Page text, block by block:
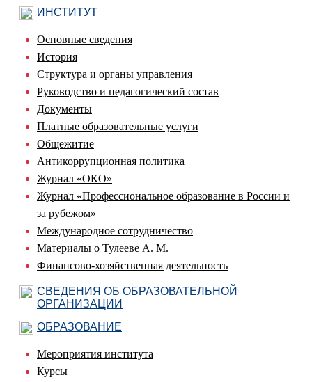
ИНСТИТУТ
Основные сведения
История
Структура и органы управления
Руководство и педагогический состав
Документы
Платные образовательные услуги
Общежитие
Антикоррупционная политика
Журнал «ОКО»
Журнал «Профессиональное образование в России и
за рубежом»
Международное сотрудничество
Материалы о Тулееве А. М.
Финансово-хозяйственная деятельность
СВЕДЕНИЯ ОБ ОБРАЗОВАТЕЛЬНОЙ
ОРГАНИЗАЦИИ
ОБРАЗОВАНИЕ
Мероприятия института
Курсы